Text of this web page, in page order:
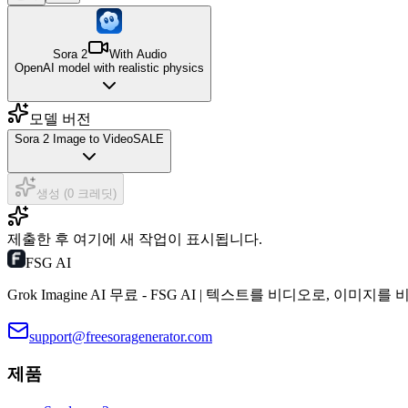
Sora 2
With Audio
OpenAI model with realistic physics
모델 버전
Sora 2 Image to VideoSALE
생성 (0 크레딧)
제출한 후 여기에 새 작업이 표시됩니다.
FSG AI
Grok Imagine AI 무료 - FSG AI | 텍스트를 비디오로, 이미지를
support@freesoragenerator.com
제품